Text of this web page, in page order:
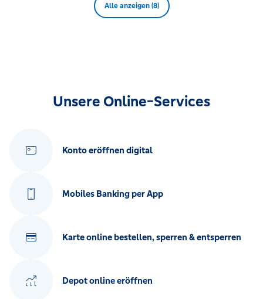
Alle anzeigen (8)
Unsere Online-Services
Konto eröffnen digital
Mobiles Banking per App
Karte online bestellen, sperren & entsperren
Depot online eröffnen